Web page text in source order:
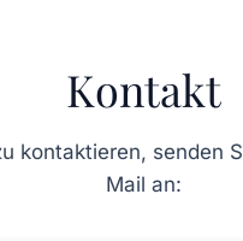
Kontakt
kontaktieren, senden
Mail an: